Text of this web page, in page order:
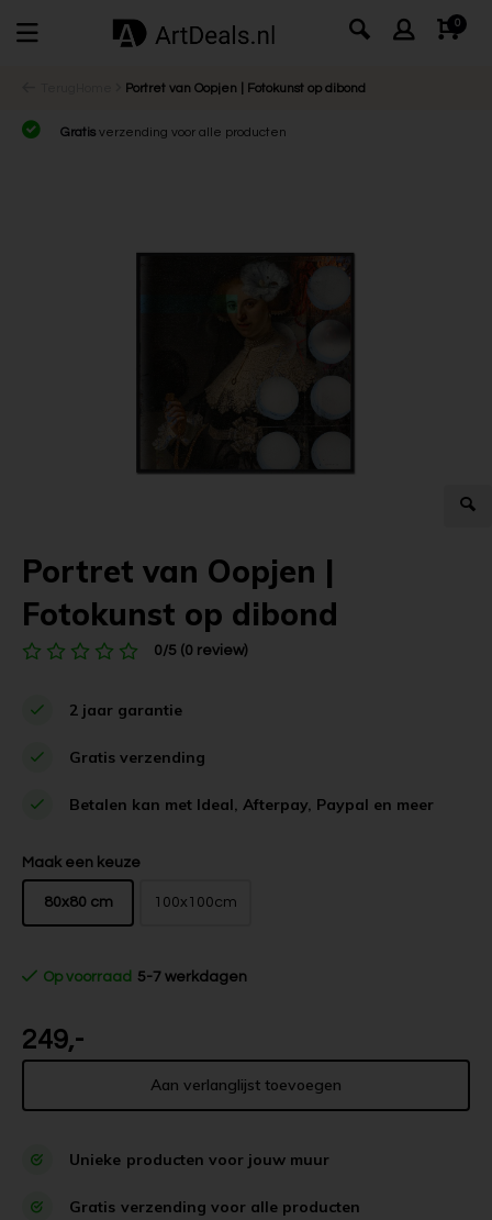
0
Portret van Oopjen | Fotokunst op dibond
Gratis verzending voor alle producten
Portret van Oopjen |
Fotokunst op dibond
0/5 (0 review)
2 jaar garantie
Gratis verzending
Betalen kan met Ideal, Afterpay, Paypal en meer
Maak een keuze
80x80 cm 100x100cm
Op voorraad 5-7 werkdagen
249,-
Aan verlanglijst toevoegen
Unieke producten voor jouw muur
Gratis verzending voor alle producten